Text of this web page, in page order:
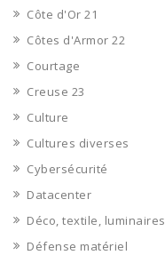
Côte d'Or 21
Côtes d'Armor 22
Courtage
Creuse 23
Culture
Cultures diverses
Cybersécurité
Datacenter
Déco, textile, luminaires
Défense matériel